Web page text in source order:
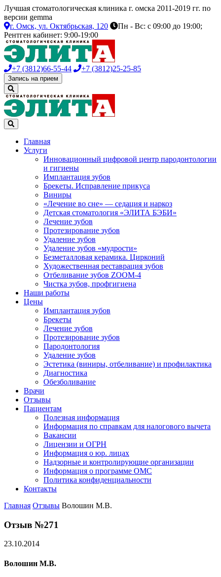
Лучшая стоматологическая клиника г. омска 2011-2019 гг. по
версии gemma
г. Омск, ул. Октябрьская, 120
Пн - Вс: с 09:00 до 19:00;
Рентген кабинет: 9:00-19:00
+7 (3812)66-55-44 +7 (3812)25-25-85
Запись на прием
Главная
Услуги
Инновационный цифровой центр пародонтологии
и гигиены
Имплантация зубов
Брекеты. Исправление прикуса
Виниры
«Лечение во сне» — седация и наркоз
Детская стоматология «ЭЛИТА БЭБИ»
Лечение зубов
Протезирование зубов
Удаление зубов
Удаление зубов «мудрости»
Безметалловая керамика. Цирконий
Художественная реставрация зубов
Отбеливание зубов ZOOM-4
Чистка зубов, профгигиена
Наши работы
Цены
Имплантация зубов
Брекеты
Лечение зубов
Протезирование зубов
Пародонтология
Удаление зубов
Эстетика (виниры, отбеливание) и профилактика
Диагностика
Обезболивание
Врачи
Отзывы
Пациентам
Полезная информация
Информация по справкам для налогового вычета
Вакансии
Лицензии и ОГРН
Информация о юр. лицах
Надзорные и контролирующие организации
Информация о программе ОМС
Политика конфиденциальности
Контакты
Главная Отзывы Волошин М.В.
Отзыв №271
23.10.2014
Волошин М.В.